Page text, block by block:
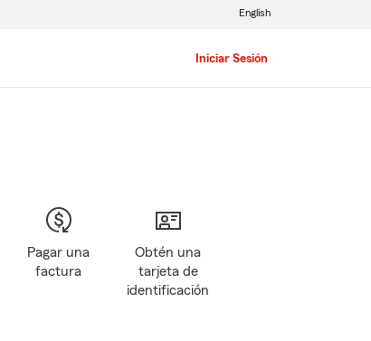
Iniciar Sesión
English
Pagar una
factura
Obtén una
tarjeta de
identificación